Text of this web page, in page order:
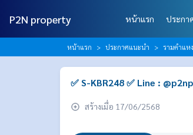
P2N property หน้าแรก ประกา
หน้าแรก ประกาศแนะนำ รามคำแห
✅ S-KBR248 ✅ Line :
สร้างเมื่อ 17/06/2568